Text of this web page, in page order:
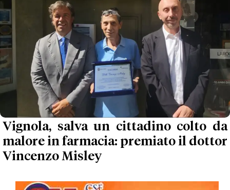
Vignola, salva un cittadino colto da
malore in farmacia: premiato il dottor
Vincenzo Misley